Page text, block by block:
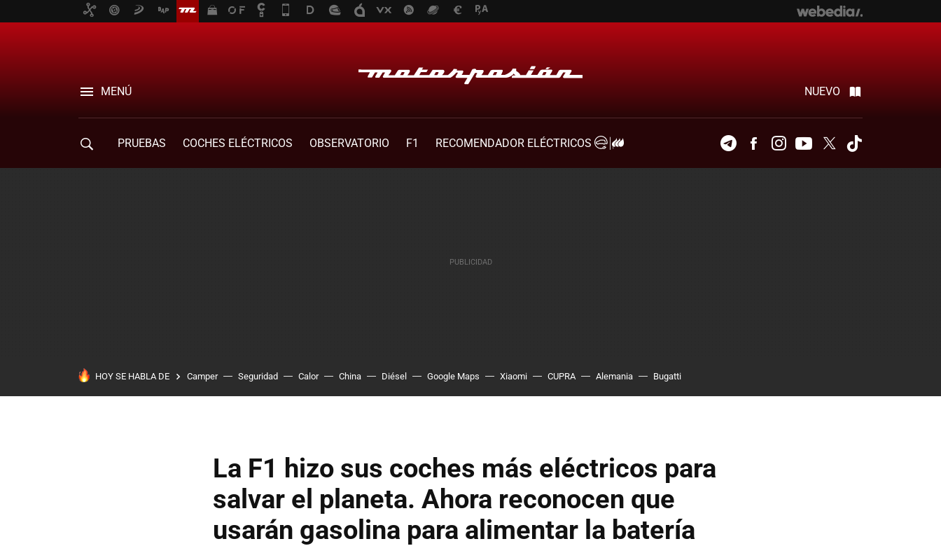
MENÚ NUEVO
PRUEBAS COCHES ELÉCTRICOS OBSERVATORIO F1
RECOMENDADOR ELÉCTRICOS
TelegramFacebookInstagramYoutubeTwitter
HOY SE HABLA DE Camper Seguridad Calor China Diésel Google Maps Xiaomi CUPRA Alemania Bugatti
La F1 hizo sus coches más eléctricos para
salvar el planeta. Ahora reconocen que
usarán gasolina para alimentar la batería